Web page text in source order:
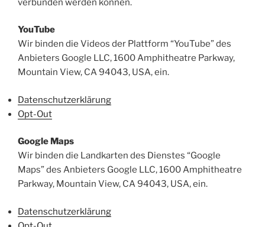
YouTube
Wir binden die Videos der Plattform “YouTube” des
Anbieters Google LLC, 1600 Amphitheatre Parkway,
Mountain View, CA 94043, USA, ein.
Datenschutzerklärung
Opt-Out
Google Maps
Wir binden die Landkarten des Dienstes “Google
Maps” des Anbieters Google LLC, 1600 Amphitheatre
Parkway, Mountain View, CA 94043, USA, ein.
Datenschutzerklärung